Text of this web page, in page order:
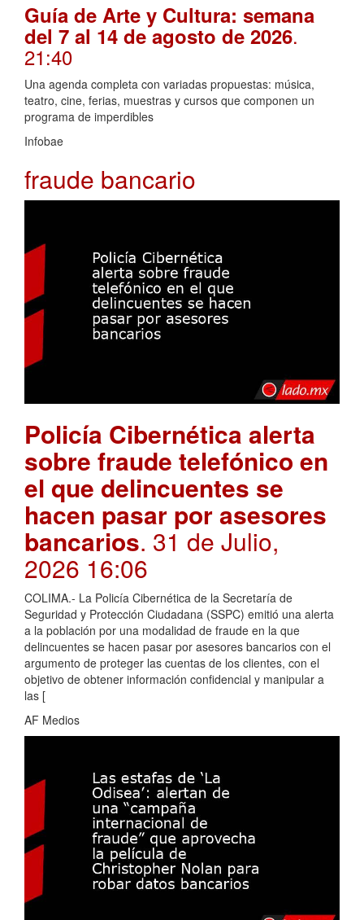
Guía de Arte y Cultura: semana
del 7 al 14 de agosto de 2026.
21:40
Una agenda completa con variadas propuestas: música,
teatro, cine, ferias, muestras y cursos que componen un
programa de imperdibles
Infobae
fraude bancario
Policía Cibernética alerta
sobre fraude telefónico en
el que delincuentes se
hacen pasar por asesores
bancarios. 31 de Julio,
2026 16:06
COLIMA.- La Policía Cibernética de la Secretaría de
Seguridad y Protección Ciudadana (SSPC) emitió una alerta
a la población por una modalidad de fraude en la que
delincuentes se hacen pasar por asesores bancarios con el
argumento de proteger las cuentas de los clientes, con el
objetivo de obtener información confidencial y manipular a
las [
AF Medios